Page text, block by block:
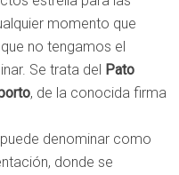
momento que
no tengamos el
Se trata del Pato
, de la conocida firma
denominar como
donde se